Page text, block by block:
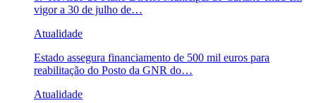
vigor a 30 de julho de…
Atualidade
Estado assegura financiamento de 500 mil euros para
reabilitação do Posto da GNR do…
Atualidade